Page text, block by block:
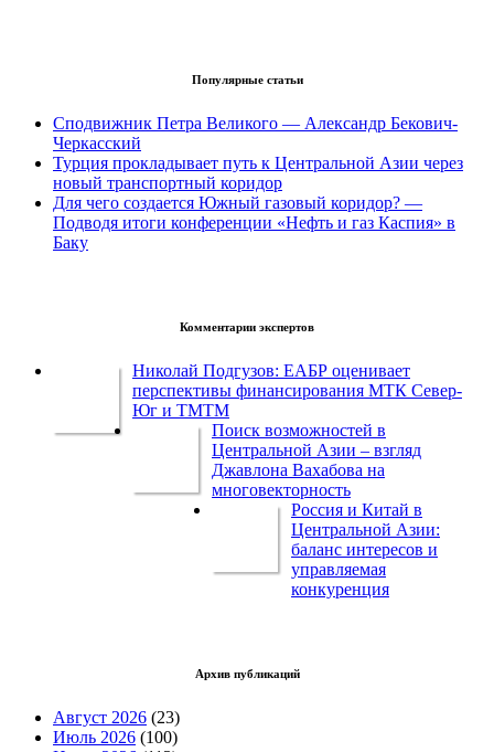
Популярные статьи
Сподвижник Петра Великого — Александр Бекович-
Черкасский
Турция прокладывает путь к Центральной Азии через
новый транспортный коридор
Для чего создается Южный газовый коридор? —
Подводя итоги конференции «Нефть и газ Каспия» в
Баку
Комментарии экспертов
Николай Подгузов: ЕАБР оценивает
перспективы финансирования МТК Север-
Юг и ТМТМ
Поиск возможностей в
Центральной Азии – взгляд
Джавлона Вахабова на
многовекторность
Россия и Китай в
Центральной Азии:
баланс интересов и
управляемая
конкуренция
Архив публикаций
Август 2026 (23)
Июль 2026 (100)